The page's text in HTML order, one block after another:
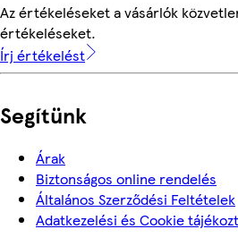
Az értékeléseket a vásárlók
értékeléseket.
Írj értékelést
Segítünk
Árak
Biztonságos online rendelés
Általános Szerződési Feltételek
Adatkezelési és Cookie